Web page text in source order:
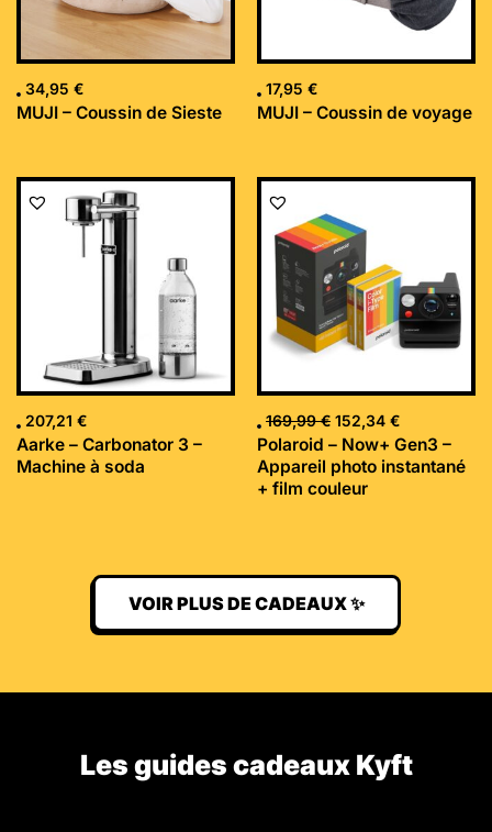
34,95 €
MUJI – Coussin de Sieste
17,95 €
MUJI – Coussin de voyage
207,21 €
Aarke – Carbonator 3 –
Machine à soda
169,99€
Le
initial
était :
169,99 €.
152,34 €
Le
Polaroid – Now+ Gen3 –
Appareil photo instantané
+ film couleur
VOIR PLUS DE CADEAUX ✨
Les guides cadeaux Kyft​